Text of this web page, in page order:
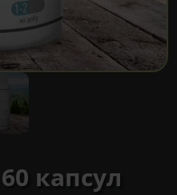
капсул